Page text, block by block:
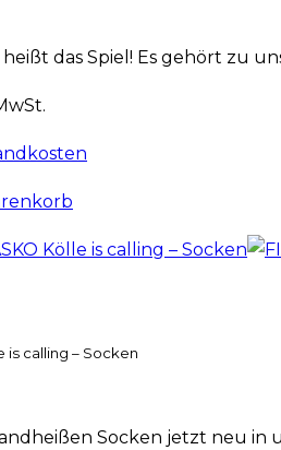
das Spiel! Es gehört zu
is calling – Socken
Socken jetzt neu in